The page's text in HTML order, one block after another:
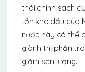
thái chính sách
tồn kho dầu của
nước này có thể
giành thị phần
giảm sản lượng.